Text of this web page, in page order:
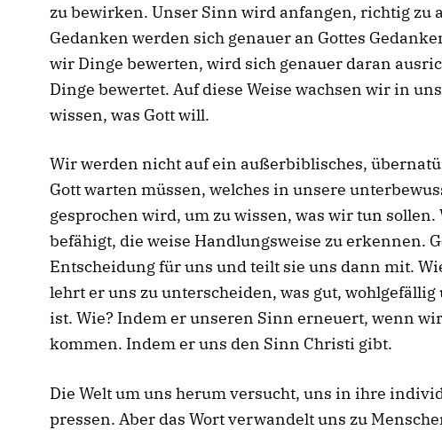
zu bewirken. Unser Sinn wird anfangen, richtig zu
Gedanken werden sich genauer an Gottes
wir Dinge bewerten, wird sich genauer daran
Dinge bewertet. Auf diese Weise wachsen wir in
wissen, was Gott will.
Wir werden nicht auf ein außerbiblisches,
Gott warten müssen, welches in unsere
gesprochen wird, um zu wissen, was wir tun sollen.
befähigt, die weise Handlungsweise zu erkennen.
Entscheidung für uns und teilt sie uns dann mit.
lehrt er uns zu unterscheiden, was gut,
ist. Wie? Indem er unseren Sinn erneuert, wenn
kommen. Indem er uns den Sinn Christi gibt.
Die Welt um uns herum versucht, uns in ihre
pressen. Aber das Wort verwandelt uns zu